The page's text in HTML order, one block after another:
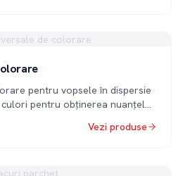
de colorare
pentru vopsele în dispersie
pentru obținerea nuanțelor
Vezi produse
parchet